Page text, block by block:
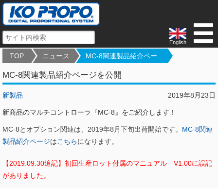
English
TOP ニュース MC-8関連製品紹介ペー...
MC-8関連製品紹介ページを公開
2019年8月23日
新製品
新商品のマルチコントローラ『MC-8』をご紹介します！
MC-8とオプション関連は、2019年8月下旬出荷開始です。 MC-8関連
製品紹介ページはこちらになります。
【2019.09.30追記】初回生産ロット付属のマニュアル V1.00に誤記
がありました。